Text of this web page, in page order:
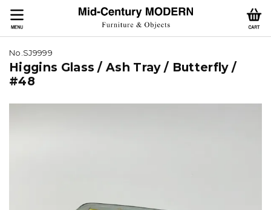
No.SJ9999
Higgins Glass / Ash Tray / Butterfly /
#48